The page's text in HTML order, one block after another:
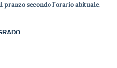
pranzo secondo l’orario abituale.